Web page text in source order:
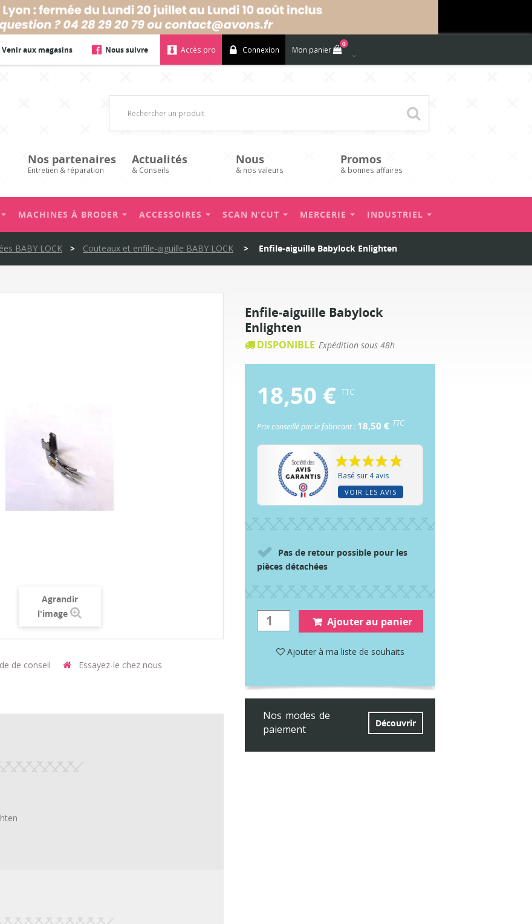
Venir aux magasins Nous suivre Accès pro Connexion Mon panier
0
Nos partenaires
Entretien & réparation
Actualités
& Conseils
Nous
& nos valeurs
Promos
& bonnes affaires
MACHINES À BRODER ACCESSOIRES SCAN N’CUT MERCERIE INDUSTRIEL
BABY LOCK > Couteaux et enfile-aiguille BABY LOCK > Enfile-aiguille Babylock Enlighten
Agrandir
l'image
de conseil Essayez-le chez nous
avis
Enfile-aiguille Babylock
Enlighten
DISPONIBLE Expédition sous 48h
18,50 € TTC
Prix conseillé par le fabricant : 18,50 € TTC
Basé sur 4 avis
VOIR LES AVIS
Pas de retour possible pour les
pièces détachées
Ajouter au panier
Ajouter à ma liste de souhaits
Nos modes de
paiement
Découvrir